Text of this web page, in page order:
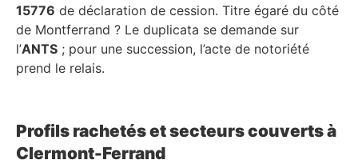
15776 de déclaration de cession. Titre égaré du côté
de Montferrand ? Le duplicata se demande sur
l’ANTS ; pour une succession, l’acte de notoriété
prend le relais.
Profils rachetés et secteurs couverts à
Clermont-Ferrand